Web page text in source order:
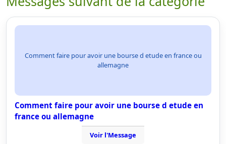
Comment faire pour avoir une bourse d etude en france ou
allemagne
Comment faire pour avoir une bourse d etude en
france ou allemagne
Voir l'Message